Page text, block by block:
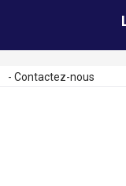
- Contactez-nous